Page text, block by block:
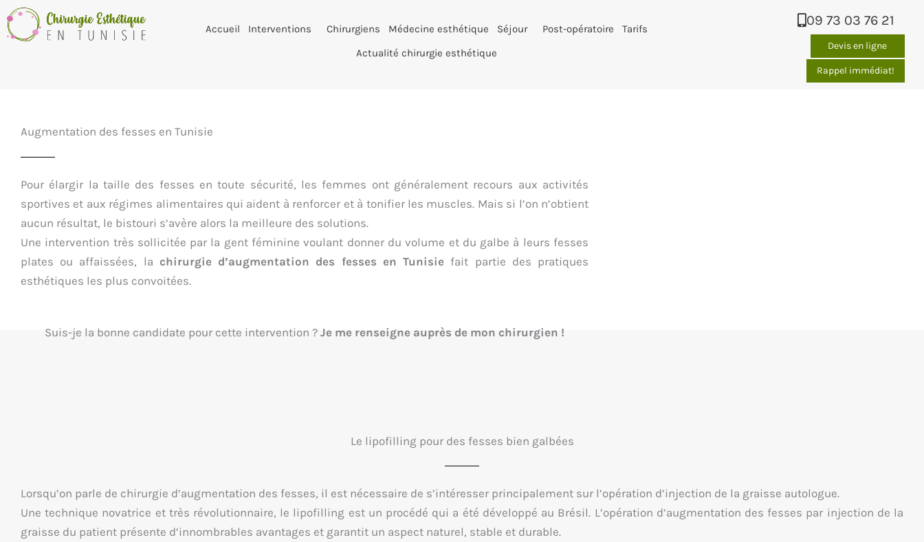
Accueil Interventions Chirurgiens Médecine esthétique Séjour Post-opératoire
Tarifs
Actualité chirurgie esthétique
09 73 03 76 21
Devis en ligne
Rappel immédiat!
Augmentation des fesses en Tunisie
Pour élargir la taille des fesses en toute sécurité, les femmes ont généralement recours aux activités
sportives et aux régimes alimentaires qui aident à renforcer et à tonifier les muscles. Mais si l’on n’obtient
aucun résultat, le bistouri s’avère alors la meilleure des solutions.
Une intervention très sollicitée par la gent féminine voulant donner du volume et du galbe à leurs fesses
plates ou affaissées, la chirurgie d’augmentation des fesses en Tunisie fait partie des pratiques
esthétiques les plus convoitées.
Suis-je la bonne candidate pour cette intervention ? Je me renseigne auprès de mon chirurgien !
Le lipofilling pour des fesses bien galbées
Lorsqu’on parle de chirurgie d’augmentation des fesses, il est nécessaire de s’intéresser principalement sur l’opération d’injection de la graisse autologue.
Une technique novatrice et très révolutionnaire, le lipofilling est un procédé qui a été développé au Brésil. L’opération d’augmentation des fesses par injection de la
graisse du patient présente d’innombrables avantages et garantit un aspect naturel, stable et durable.